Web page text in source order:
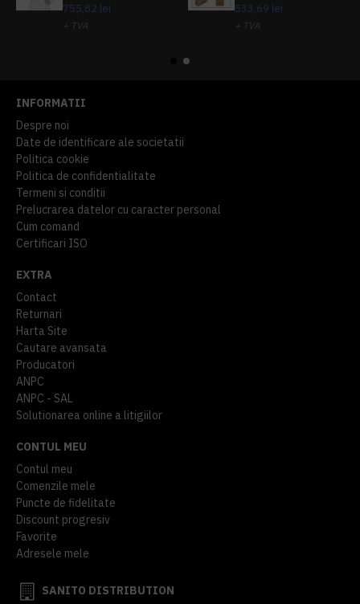
755,82 lei
+ TVA
533,69 lei
+ TVA
INFORMATII
Despre noi
Date de identificare ale societatii
Politica cookie
Politica de confidentialitate
Termeni si conditii
Prelucrarea datelor cu caracter personal
Cum comand
Certificari ISO
EXTRA
Contact
Returnari
Harta Site
Cautare avansata
Producatori
ANPC
ANPC - SAL
Solutionarea online a litigiilor
CONTUL MEU
Contul meu
Comenzile mele
Puncte de fidelitate
Discount progresiv
Favorite
Adresele mele
SANITO DISTRIBUTION